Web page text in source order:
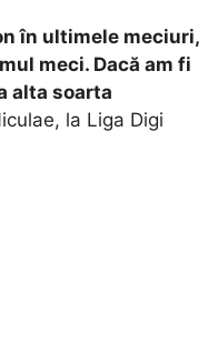
în ultimele meciuri,
meci. Dacă am fi
alta soarta
la Liga Digi